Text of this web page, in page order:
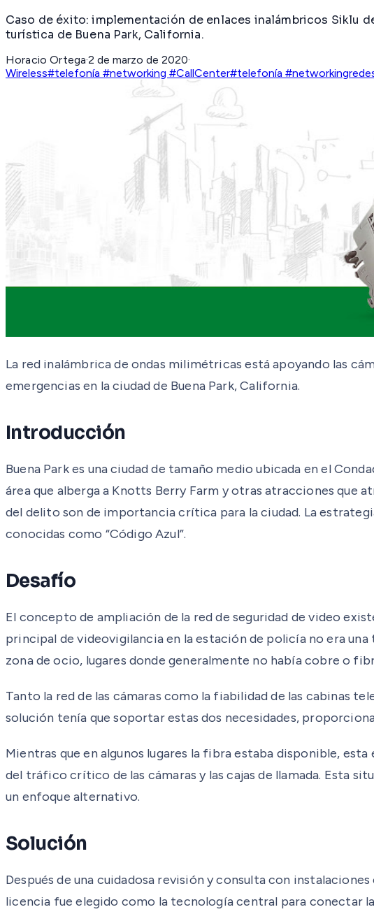
Caso de éxito: implementación de enlaces inalámbricos Siklu
turística de Buena Park, California.
Horacio Ortega·2 de marzo de 2020·
Wireless#telefonía #networking #CallCenter#telefonía #networking
La red inalámbrica de ondas milimétricas está apoyando las
emergencias en la ciudad de Buena Park, California.
Introducción
Buena Park es una ciudad de tamaño medio ubicada en el
área que alberga a Knotts Berry Farm y otras atracciones que
del delito son de importancia crítica para la ciudad. La
conocidas como “Código Azul”.
Desafío
El concepto de ampliación de la red de seguridad de video
principal de videovigilancia en la estación de policía no era una
zona de ocio, lugares donde generalmente no había cobre o
Tanto la red de las cámaras como la fiabilidad de las cabinas
solución tenía que soportar estas dos necesidades,
Mientras que en algunos lugares la fibra estaba disponible,
del tráfico crítico de las cámaras y las cajas de llamada. Esta
un enfoque alternativo.
Solución
Después de una cuidadosa revisión y consulta con
licencia fue elegido como la tecnología central para conectar